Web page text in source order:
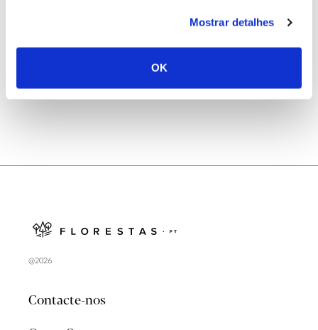
Mostrar detalhes
OK
Natureza e florestas procuram jovens voluntários
no verão 2026
@2026
Contacte-nos